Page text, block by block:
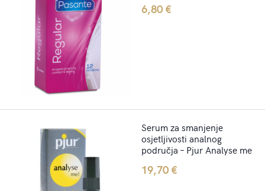
6,80€
Serum za smanjenje
osjetljivosti analnog
područja – Pjur Analyse me
19,70€